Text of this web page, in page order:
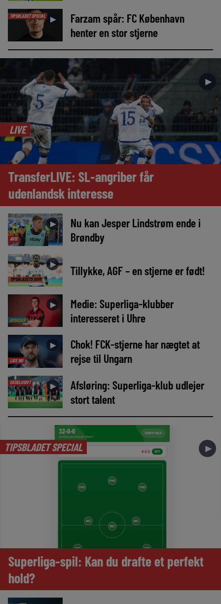
TIPSBLADET SPECIAL ►
Farzam spår: FC København
henter en stor stjerne
►
LIVE
TransferLIVE: SL-angriber får
udenlandsk interesse
AVIS
►
Nu kan Jesper Lindstrøm ende i
Brøndby
TIPSBLADETS DOM
► Tillykke, AGF – en stjerne er født!
NYHEDER
►
Medie: Superliga-klubber
interesseret i Uhre
LIGE NU
►
Chok! FCK-stjerne har nægtet at
rejse til Ungarn
EKSKLUSIVT ►
Afsløring: Superliga-klub udlejer
stort talent
TIPSBLADET SPECIAL ►
Superliga-spil: Kan du drafte et perfekt
hold?